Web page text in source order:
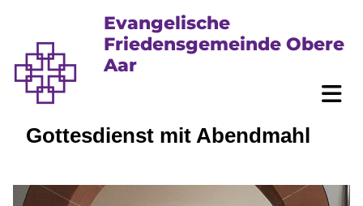
Evangelische
Friedensgemeinde Obere
Aar
Gottesdienst mit Abendmahl